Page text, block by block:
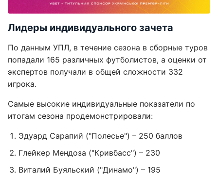
Лидеры индивидуального зачета
По данным УПЛ, в течение сезона в сборные туров
попадали 165 различных футболистов, а оценки от
экспертов получали в общей сложности 332
игрока.
Самые высокие индивидуальные показатели по
итогам сезона продемонстрировали:
Эдуард Сарапий ("Полесье") – 250 баллов
Глейкер Мендоза ("Кривбасс") – 230
Виталий Буяльский ("Динамо") – 195